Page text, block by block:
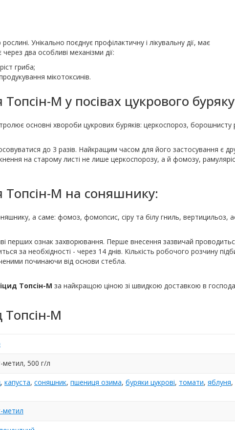
Унікально поєднує профілактичну і лікувальну дії, має
два особливі механізми дії:
гриба;
мікотоксинів.
М у посівах цукрового
основні хвороби цукрових буряків: церкоспороз, борошнисту
до 3 разів. Найкращим часом для його застосування є
на старому листі не лише церкоспорозу, а й фомозу,
Топсін-М на соняшнику:
а саме: фомоз, фомопсис, сіру та білу гниль, вертицильоз,
перших ознак захворювання. Перше внесення зазвичай
за необхідності - через 14 днів. Кількість робочого розчину
починаючи від основи стебла.
Топсін-М за найкращою ціною зі швидкою доставкою в
Топсін-М
метил, 500 г/л
, капуста, соняшник, пшениця озима, буряки цукрові, томати, яблуня,
метил